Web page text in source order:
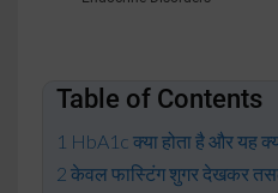
Table of Contents
HbA1c क्या होता है और यह
केवल फास्टिंग शुगर देखकर